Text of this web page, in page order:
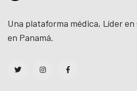
Una plataforma médica, Líder en
en Panamá.